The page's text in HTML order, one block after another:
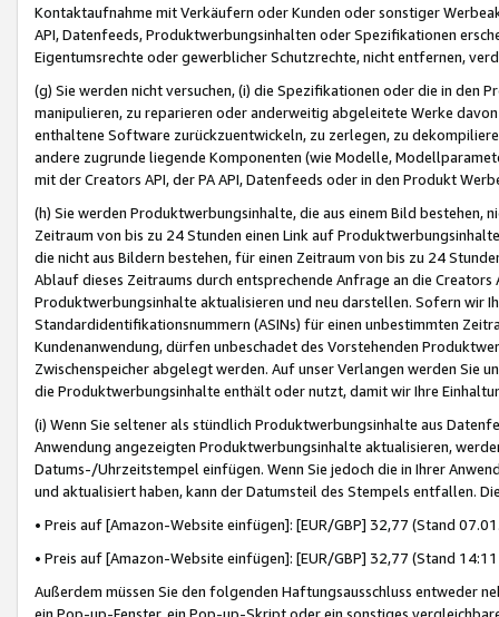
Kontaktaufnahme mit Verkäufern oder Kunden oder sonstiger
API, Datenfeeds, Produktwerbungsinhalten oder Spezifikationen
Eigentumsrechte oder gewerblicher Schutzrechte, nicht entfernen,
(g) Sie werden nicht versuchen, (i) die Spezifikationen oder die in
manipulieren, zu reparieren oder anderweitig abgeleitete Werke
enthaltene Software zurückzuentwickeln, zu zerlegen, zu
andere zugrunde liegende Komponenten (wie Modelle,
mit der Creators API, der PA API, Datenfeeds oder in den Produkt
(h) Sie werden Produktwerbungsinhalte, die aus einem Bild bestehen,
Zeitraum von bis zu 24 Stunden einen Link auf
die nicht aus Bildern bestehen, für einen Zeitraum von bis zu 24
Ablauf dieses Zeitraums durch entsprechende Anfrage an die
Produktwerbungsinhalte aktualisieren und neu darstellen. Sofern wir
Standardidentifikationsnummern (ASINs) für einen unbestimmten
Kundenanwendung, dürfen unbeschadet des Vorstehenden
Zwischenspeicher abgelegt werden. Auf unser Verlangen werden Sie
die Produktwerbungsinhalte enthält oder nutzt, damit wir Ihre
(i) Wenn Sie seltener als stündlich Produktwerbungsinhalte aus
Anwendung angezeigten Produktwerbungsinhalte aktualisieren,
Datums-/Uhrzeitstempel einfügen. Wenn Sie jedoch die in Ihrer
und aktualisiert haben, kann der Datumsteil des Stempels entfallen.
• Preis auf [Amazon-Website einfügen]: [EUR/GBP] 32,77 (Stand
• Preis auf [Amazon-Website einfügen]: [EUR/GBP] 32,77 (Stand
Außerdem müssen Sie den folgenden Haftungsausschluss entweder
ein Pop-up-Fenster, ein Pop-up-Skript oder ein sonstiges